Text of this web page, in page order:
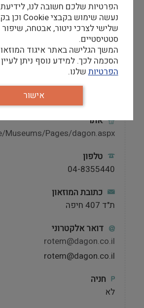
מידע למבקר
שעות פתיחה
מוזאון אוסף דגון נסגר.
כל המוצגים מועברים למוזיאון
אתר
Pages/dagon.aspx
טלפון
04-8355440
כתובת המוזאון
ת"ד 407 חיפה
דואר אלקטרוני
rotem@dagon.co.il
rotem@dagon.co.il
חניה
לא
הפרטיות שלכם חשובה לנו,
שלישי לצרכי ניטור, אבטחה,
סטטיסטיים.
המשך הגלישה באתר איגוד
הסכמה לכך. למידע נוסף ניתן
הפרטיותשלנו.
אישור